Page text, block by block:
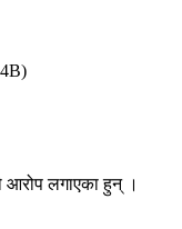
आरोप लगाएका हुन् ।